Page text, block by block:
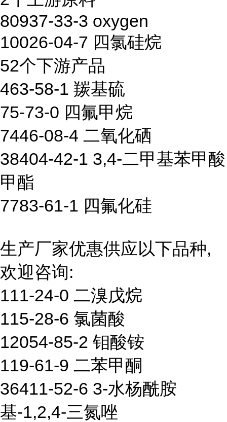
80937-33-3 oxygen
10026-04-7 四氯硅烷
52个下游产品
463-58-1 羰基硫
75-73-0 四氟甲烷
7446-08-4 二氧化硒
38404-42-1 3,4-二甲基苯甲酸
甲酯
7783-61-1 四氟化硅
生产厂家优惠供应以下品种,
欢迎咨询:
111-24-0 二溴戊烷
115-28-6 氯菌酸
12054-85-2 钼酸铵
119-61-9 二苯甲酮
36411-52-6 3-水杨酰胺
基-1,2,4-三氮唑